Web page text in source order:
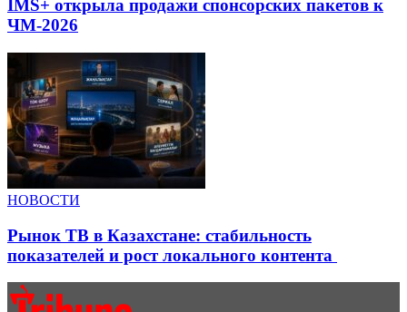
IMS+ открыла продажи спонсорских пакетов к
ЧМ-2026
НОВОСТИ
Рынок ТВ в Казахстане: стабильность
показателей и рост локального контента